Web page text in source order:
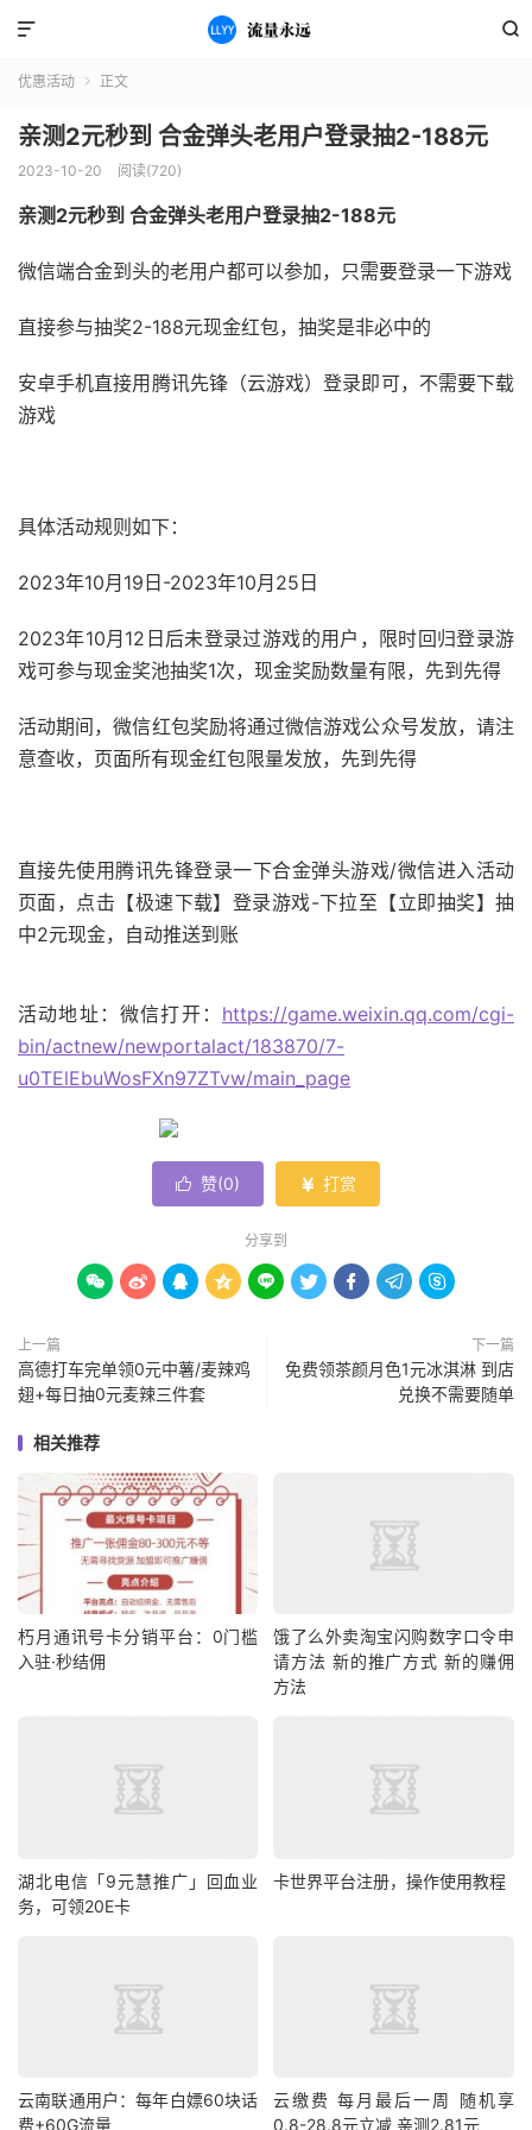


优惠活动  正文
亲测2元秒到 合金弹头老用户登录抽2-188元
2023-10-20 阅读(720)
亲测2元秒到 合金弹头老用户登录抽2-188元
微信端合金到头的老用户都可以参加，只需要登录一下游戏
直接参与抽奖2-188元现金红包，抽奖是非必中的
安卓手机直接用腾讯先锋（云游戏）登录即可，不需要下载
游戏
具体活动规则如下：
2023年10月19日-2023年10月25日
2023年10月12日后未登录过游戏的用户，限时回归登录游
戏可参与现金奖池抽奖1次，现金奖励数量有限，先到先得
活动期间，微信红包奖励将通过微信游戏公众号发放，请注
意查收，页面所有现金红包限量发放，先到先得
直接先使用腾讯先锋登录一下合金弹头游戏/微信进入活动
页面，点击【极速下载】登录游戏-下拉至【立即抽奖】抽
中2元现金，自动推送到账
活动地址：微信打开： https://game.weixin.qq.com/cgi-
bin/actnew/newportalact/183870/7-
u0TElEbuWosFXn97ZTvw/main_page
 赞(0)  打赏
分享到
        
上一篇
高德打车完单领0元中薯/麦辣鸡
翅+每日抽0元麦辣三件套
下一篇
免费领茶颜月色1元冰淇淋 到店
兑换不需要随单
相关推荐
朽月通讯号卡分销平台：0门槛
入驻·秒结佣
饿了么外卖淘宝闪购数字口令申
请方法 新的推广方式 新的赚佣
方法
湖北电信「9元慧推广」回血业
务，可领20E卡
卡世界平台注册，操作使用教程
云南联通用户：每年白嫖60块话
费+60G流量
云缴费 每月最后一周 随机享
0.8-28.8元立减 亲测2.81元